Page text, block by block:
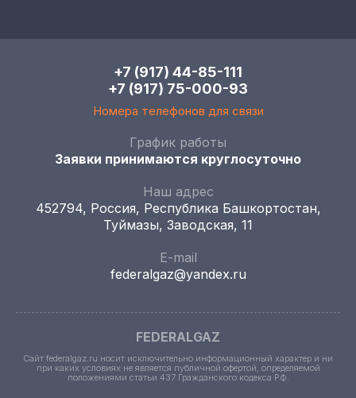
+7 (917) 44-85-111
+7 (917) 75-000-93
Номера телефонов для связи
График работы
Заявки принимаются круглосуточно
Наш адрес
452794, Россия, Республика Башкортостан,
Туймазы, Заводская, 11
E-mail
federalgaz@yandex.ru
FEDERALGAZ
Сайт federalgaz.ru носит исключительно информационный характер и ни
при каких условиях не является публичной офертой, определяемой
положениями статьи 437 Гражданского кодекса РФ.